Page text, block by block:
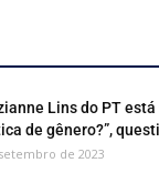
Lins do PT
de gênero?”,
de 2023